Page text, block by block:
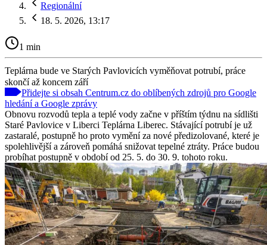
Regionální
18. 5. 2026, 13:17
1 min
Teplárna bude ve Starých Pavlovicích vyměňovat potrubí, práce
skončí až koncem září
Přidejte si obsah Centrum.cz do oblíbených zdrojů pro Google
hledání a Google zprávy
Obnovu rozvodů tepla a teplé vody začne v příštím týdnu na sídlišti
Staré Pavlovice v Liberci Teplárna Liberec. Stávající potrubí je už
zastaralé, postupně ho proto vymění za nové předizolované, které je
spolehlivější a zároveň pomáhá snižovat tepelné ztráty. Práce budou
probíhat postupně v období od 25. 5. do 30. 9. tohoto roku.